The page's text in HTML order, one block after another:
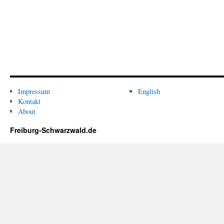
Impressum
Kontakt
About
English
Freiburg-Schwarzwald.de